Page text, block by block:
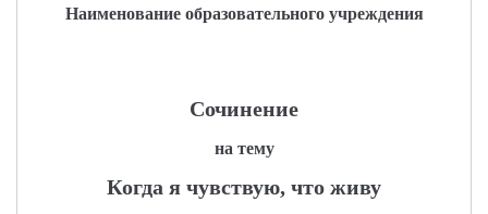
Наименование образовательного учреждения
Сочинение
на тему
Когда я чувствую, что живу